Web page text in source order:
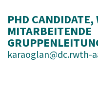
PHD CANDIDATE,
MITARBEITENDE
karaoglan@dc.rwth-